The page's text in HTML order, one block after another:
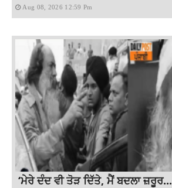
Aug 08, 2026 12:59 Pm
‘ਮੇਰੇ ਦੰਦ ਵੀ ਤੋੜ ਦਿੱਤੇ, ਮੈਂ ਬਦਲਾ ਜ਼ਰੂਰ...